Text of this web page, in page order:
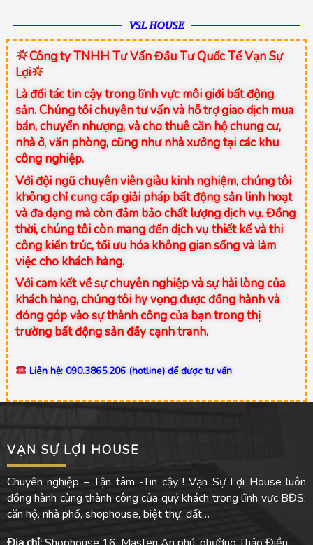
VSL HOUSE
Công ty TNHH Tư Vấn Đầu Tư Quốc Tế Vạn Sự
Lợi
Là đối tác tin cậy trong lĩnh vực môi giới bất động
sản. Chúng tôi chuyên tư vấn và hỗ trợ giao dịch mua
bán, chuyển nhượng, và cho thuê căn hộ chung cư,
nhà ở, văn phòng, cũng như nhà xưởng tại các khu
công nghiệp.
Với đội ngũ chuyên viên giàu kinh nghiệm, chúng tôi
không chỉ cung cấp giải pháp bất động sản linh hoạt
và đa dạng mà còn đảm bảo chất lượng dịch vụ. Đồng
thời, chúng tôi còn mang đến dịch vụ thiết kế và thi
công kiến trúc, tối ưu hóa không gian sống và làm
việc cho khách hàng.
Với cam kết về sự chuyên nghiệp và sự hài lòng của
khách hàng, chúng tôi hy vọng được đồng hành và
đóng góp vào sự thành công của bạn trong thị
trường bất động sản đầy cạnh tranh.
Liên hệ: 090.3865.206 (hotline) để được tư vấn
VẠN SỰ LỢI HOUSE
Chuyên nghiệp – Tận tâm -Tin cậy ! Vạn Sự Lợi House luôn
đồng hành cùng thành công của quý khách trong lĩnh vực BĐS:
căn hộ, nhà phố, shophouse, biệt thự, đất…